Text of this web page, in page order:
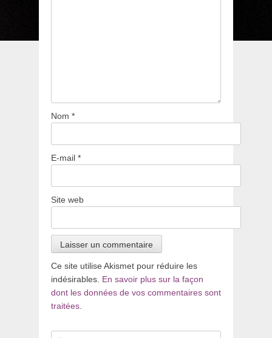
Nom *
E-mail *
Site web
Ce site utilise Akismet pour réduire les
indésirables. En savoir plus sur la façon
dont les données de vos commentaires sont
traitées